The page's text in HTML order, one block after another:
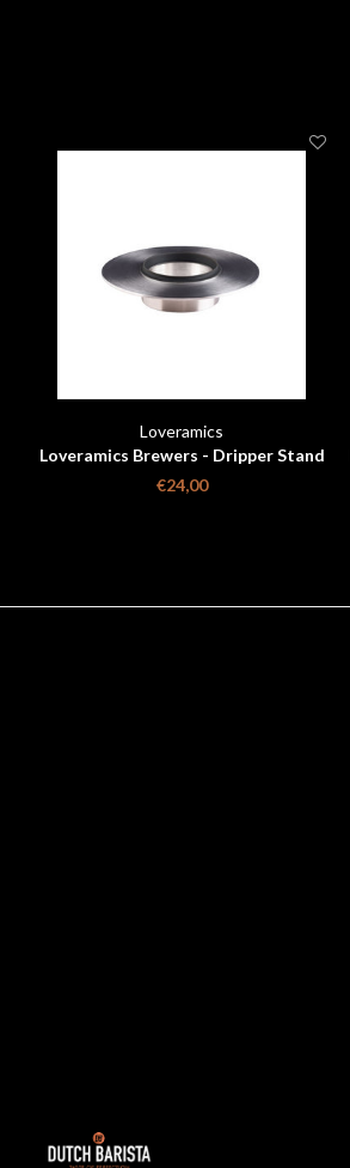
Loveramics
Loveramics Brewers - Dripper Stand
- Metallic
€24,00